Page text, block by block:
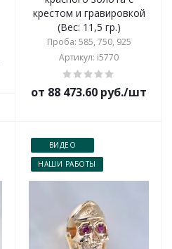
крестом и гравировкой
(Вес: 11,5 гр.)
Проба: 585, 750, 925
Артикул: i5770
от 88 473.60 руб./шт
ВИДЕО
НАШИ РАБОТЫ